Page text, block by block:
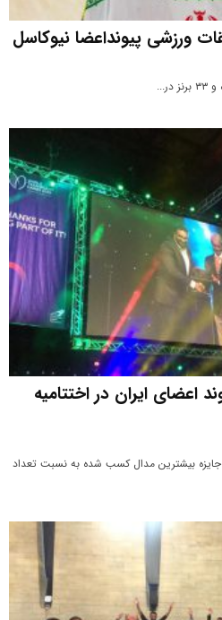
ورزشی پیونداعضا نیوکاسل
اعضای ایران در اختتامیه
جایزه بیشترین مدال کسب شده به نسبت تعداد